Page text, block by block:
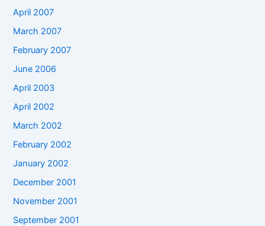
April 2007
March 2007
February 2007
June 2006
April 2003
April 2002
March 2002
February 2002
January 2002
December 2001
November 2001
September 2001